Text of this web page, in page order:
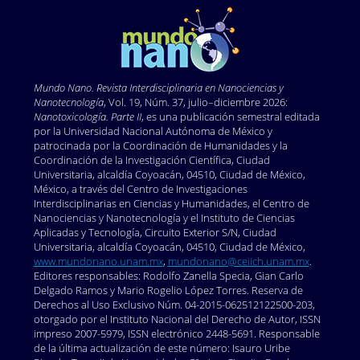
Mundo Nano. Revista Interdisciplinaria en Nanociencias y
Nanotecnología, Vol. 19, Núm. 37, julio–diciembre 2026:
Nanotoxicología. Parte II, es una publicación semestral editada
por la Universidad Nacional Autónoma de México y
patrocinada por la Coordinación de Humanidades y la
Coordinación de la Investigación Científica, Ciudad
Universitaria, alcaldía Coyoacán, 04510, Ciudad de México,
México, a través del Centro de Investigaciones
Interdisciplinarias en Ciencias y Humanidades, el Centro de
Nanociencias y Nanotecnología y el Instituto de Ciencias
Aplicadas y Tecnología, Circuito Exterior S/N, Ciudad
Universitaria, alcaldía Coyoacán, 04510, Ciudad de México,
www.mundonano.unam.mx, mundonano@ceiich.unam.mx.
Editores responsables: Rodolfo Zanella Specia, Gian Carlo
Delgado Ramos y Mario Rogelio López Torres. Reserva de
Derechos al Uso Exclusivo Núm. 04-2015-062512122500-203,
otorgado por el Instituto Nacional del Derecho de Autor, ISSN
impreso 2007-5979, ISSN electrónico 2448-5691. Responsable
de la última actualización de este número: Isauro Uribe